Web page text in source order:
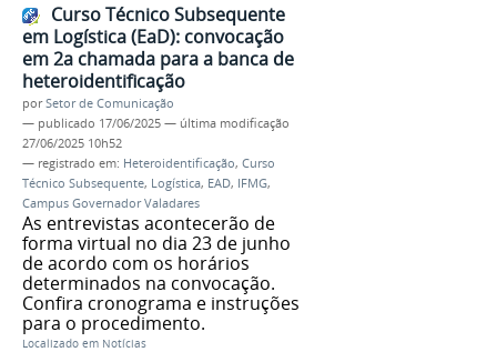
Curso Técnico Subsequente
em Logística (EaD): convocação
em 2a chamada para a banca de
heteroidentificação
porSetor de Comunicação
— publicado 17/06/2025 — última modificação
27/06/2025 10h52
— registrado em: Heteroidentificação, Curso
Técnico Subsequente, Logística, EAD, IFMG,
Campus Governador Valadares
As entrevistas acontecerão de
forma virtual no dia 23 de junho
de acordo com os horários
determinados na convocação.
Confira cronograma e instruções
para o procedimento.
Localizado em Notícias